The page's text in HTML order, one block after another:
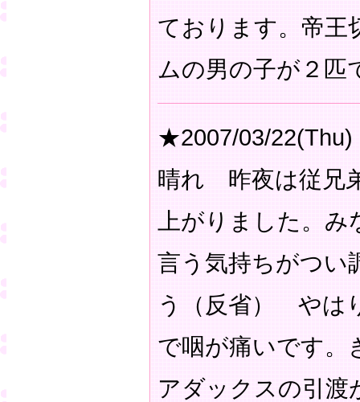
ております。帝
ムの男の子が２匹
★2007/03/22(Thu)
晴れ 昨夜は従兄
上がりました。
言う気持ちがつい
う（反省） やは
で咽が痛いです。
アダックスの引渡